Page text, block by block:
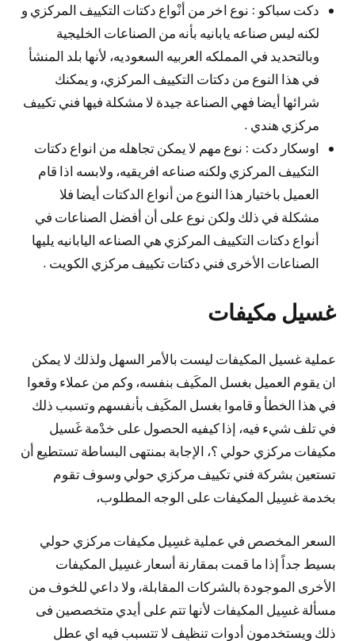
دكت سباكو : نوع اخر من أنْواع دكتات التكييف المركزي و
لكنه ليس صناعه يابانيه بأنه من الصناعات الخليجية
وبالتحديد في المملكه العربيه السعوديه، لأنها بلد المنشأ
في هذا النوع من دكتات التكييف المركزي، و يمكنك
شرائها أيضا فهي الصناعة جيدة لا مشكلة فيها فني تكييف
مركزي هندي .
اوسكار دكت : نوع مهم لا يمكن تجاهله من انواع دكتات
التكييف المركزي ولكنه صناعه افريقيه، ولابسه اذا قام
العميل باختيار هذا النوع من أنواع الدكتات أيضا فلا
مشكلة في ذلك ولكن نوع على أن أفضل الصناعات في
أنواع دكتات التكييف المركزي هي الصناعه اليابانيه يليها
الصناعات الأخرى فني دكتات تكييف مركزي الكويت .
غسيل مكيفات
عملية غسيل المكيفات ليست بالأمر السهل ولذلك لا يمكن
ان يقوم العميل بغسل المكَيف بنفسه، وكم من عملاء وقعوا
في هذا الخطأ و قاموا بغسل المكَيف بأنفسهم وتسبب ذلك
في تلف شيء فيه، إذا كيفيه الحصول على خدْمة غَسيل
مكيفات مركزي حولي ؟، الإجابة بمنتهى البساطة تستطيع أن
تستعين بشركة فني تكييف مركزي حولي وسوف تقوم
بخدمة غسِيل المكيفات على الوجه المطلوب،
السعر المخصص في عملية غسِيل مكيفات مركزي حولي
بسيط جداً إذا ما قمت بمقارنة أسعار غسِيل المكيفات
الأخرى الموجودة بالشركات المقابلة، ولا داعي للخوف من
مسألة غسِيل المكيفات لأنها تتم على أيدي متخصصين فى
ذلك ويستخدمون أدوات تنظيِف لا تتسبب فيه اي عطل